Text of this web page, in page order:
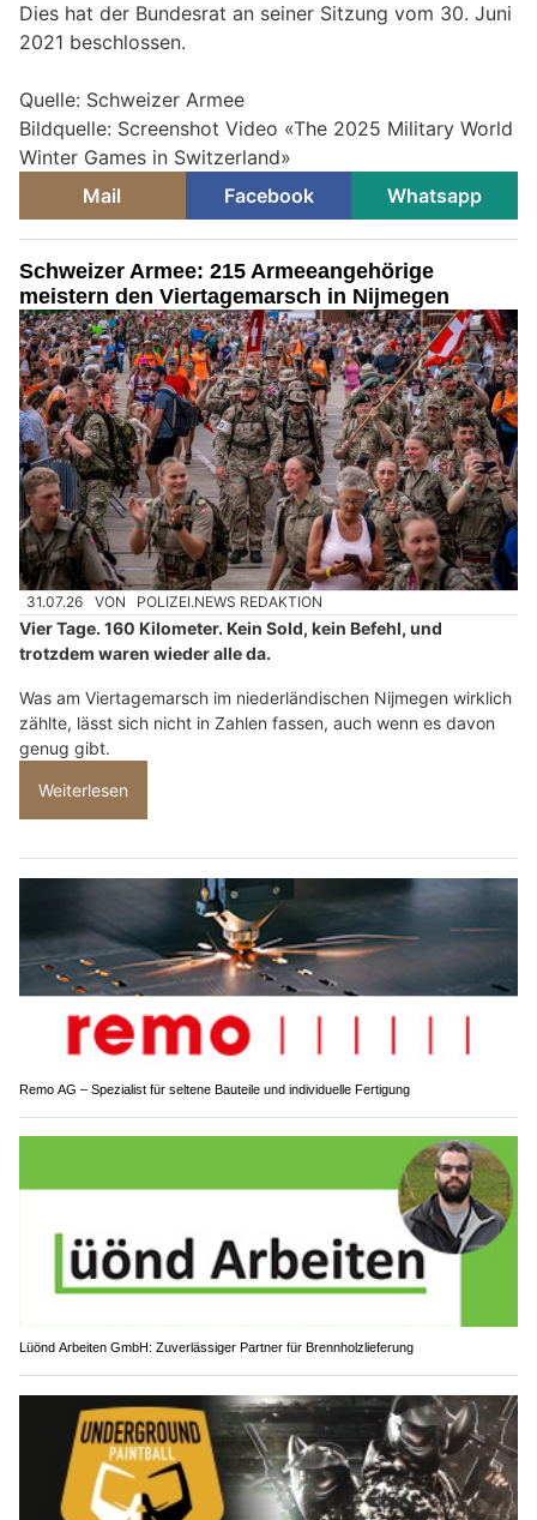
Dies hat der Bundesrat an seiner Sitzung vom 30. Juni
2021 beschlossen.
Quelle: Schweizer Armee
Bildquelle: Screenshot Video «The 2025 Military World
Winter Games in Switzerland»
Mail
Facebook Whatsapp
Schweizer Armee: 215 Armeeangehörige
meistern den Viertagemarsch in Nijmegen
31.07.26 VON POLIZEI.NEWS REDAKTION
Vier Tage. 160 Kilometer. Kein Sold, kein Befehl, und
trotzdem waren wieder alle da.
Was am Viertagemarsch im niederländischen Nijmegen wirklich
zählte, lässt sich nicht in Zahlen fassen, auch wenn es davon
genug gibt.
Weiterlesen
Remo AG – Spezialist für seltene Bauteile und individuelle Fertigung
Lüönd Arbeiten GmbH: Zuverlässiger Partner für Brennholzlieferung